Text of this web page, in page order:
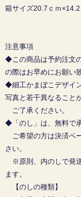
箱サイズ20.7ｃｍ
注意事項
◆この商品は予約注文
の際はお早めにお願い
◆細工かまぼこデザイ
写真と若干異なること
ご了承ください。
◆「のし」は、無料で
ご希望の方は決済ペ
さい。
※原則、内のしで発送
ます。
【のしの種類】